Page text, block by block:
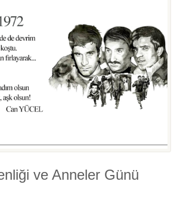
ve Anneler Günü